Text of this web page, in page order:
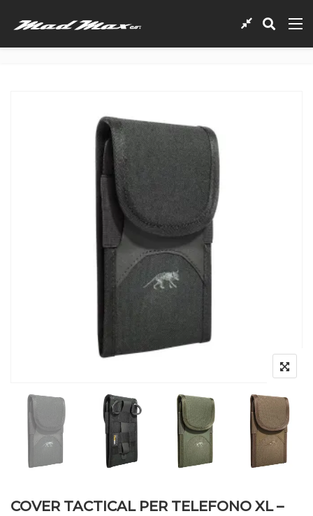
COVER TACTICAL PER TELEFONO XL –